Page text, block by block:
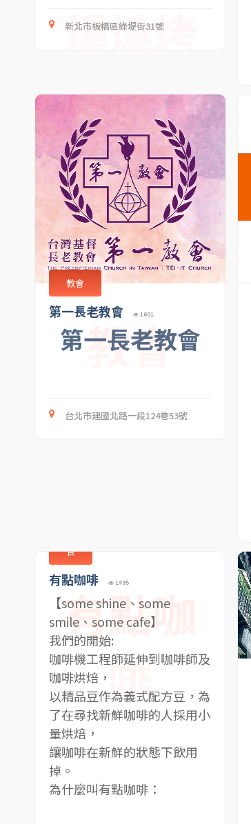
燻燒烤
新北市板橋區綠堤街31號
教會
第一長老教會 1601
第一長老教會
教會
台北市建國北路一段124巷53號
食
有點咖啡 1495
有點咖
啡
【some shine、some
smile、some cafe】
我們的開始:
咖啡機工程師延伸到咖啡師及
咖啡烘焙，
以精品豆作為義式配方豆，為
了在尋找新鮮咖啡的人採用小
量烘焙，
讓咖啡在新鮮的狀態下飲用
掉。
為什麼叫有點咖啡：